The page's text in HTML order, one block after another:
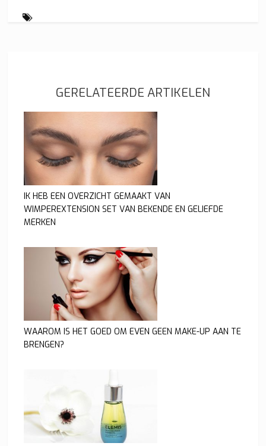
GERELATEERDE ARTIKELEN
IK HEB EEN OVERZICHT GEMAAKT VAN
WIMPEREXTENSION SET VAN BEKENDE EN GELIEFDE
MERKEN
WAAROM IS HET GOED OM EVEN GEEN MAKE-UP AAN TE
BRENGEN?